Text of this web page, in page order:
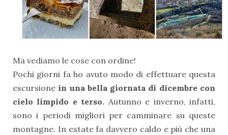
Ma vediamo le cose con ordine!
Pochi giorni fa ho avuto modo di effettuare questa
escursione in una bella giornata di dicembre con
cielo limpido e terso. Autunno e inverno, infatti,
sono i periodi migliori per camminare su queste
montagne. In estate fa davvero caldo e più che una